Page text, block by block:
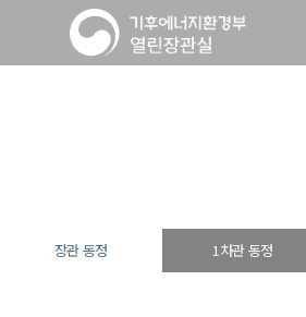
장관 동정 1차관 동정